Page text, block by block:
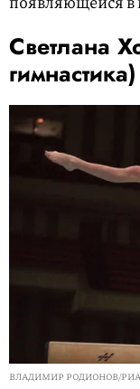
Светлана
гимнастика)
ВЛАДИМИР РОДИОНОВ/